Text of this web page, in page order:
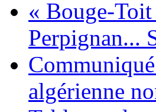
« Bouge-
Perpignan...
algérienne